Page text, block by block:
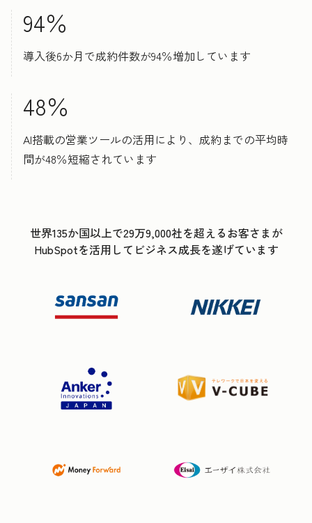
94％
導入後6か月で成約件数が94％増加しています
48％
AI搭載の営業ツールの活用により、成約までの平均時
間が48％短縮されています
世界135か国以上で29万9,000社を超えるお客さまが
HubSpotを活用してビジネス成長を遂げています